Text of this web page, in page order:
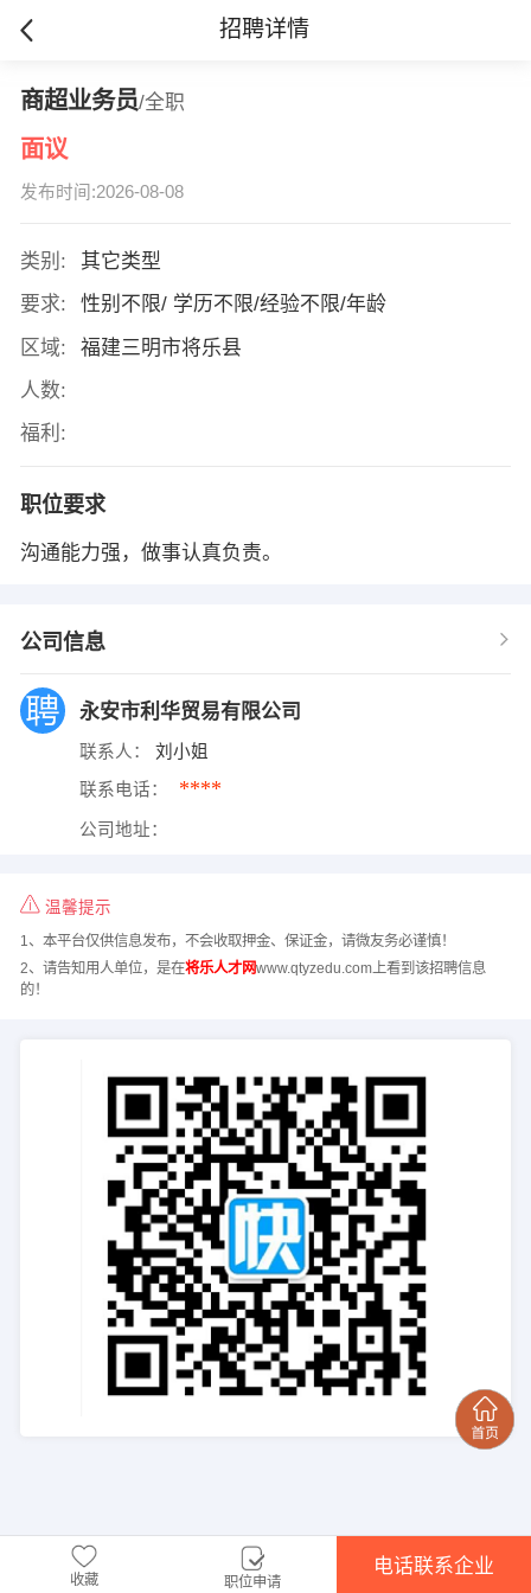
招聘详情
商超业务员/全职
面议
发布时间:2026-08-08
类别:
其它类型
要求:
性别不限/ 学历不限/经验不限/年龄
区域:
福建三明市将乐县
人数:
福利:
职位要求
沟通能力强，做事认真负责。
公司信息
永安市利华贸易有限公司
联系人： 刘小姐
联系电话： ****
公司地址：
温馨提示
1、本平台仅供信息发布，不会收取押金、保证金，请微友务必谨慎！
2、请告知用人单位，是在将乐人才网www.qtyzedu.com上看到该招聘信息
的！
收藏 职位申请
电话联系企业